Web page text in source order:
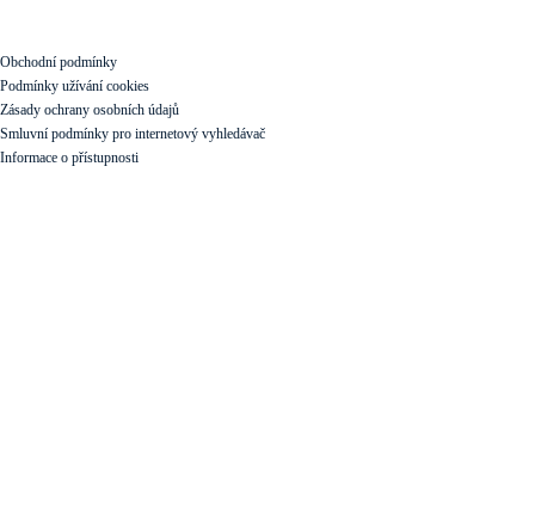
Obchodní podmínky
Podmínky užívání cookies
Zásady ochrany osobních údajů
Smluvní podmínky pro internetový vyhledávač
Informace o přístupnosti